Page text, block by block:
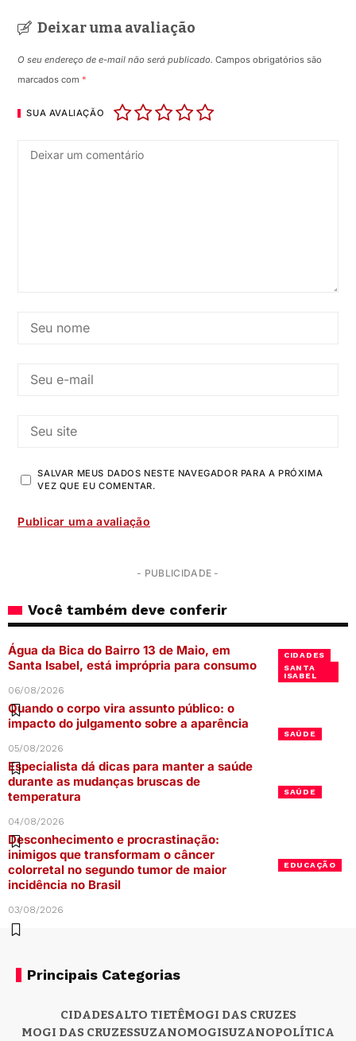
Deixar uma avaliação
O seu endereço de e-mail não será publicado. Campos obrigatórios são
marcados com*
SUA AVALIAÇÃO
SALVAR MEUS DADOS NESTE NAVEGADOR PARA A PRÓXIMA
VEZ QUE EU COMENTAR.
- PUBLICIDADE -
Você também deve conferir
CIDADES
SANTA
ISABEL
Água da Bica do Bairro 13 de Maio, em
Santa Isabel, está imprópria para consumo
06/08/2026
SAÚDE
Quando o corpo vira assunto público: o
impacto do julgamento sobre a aparência
05/08/2026
SAÚDE
Especialista dá dicas para manter a saúde
durante as mudanças bruscas de
temperatura
04/08/2026
EDUCAÇÃO
Desconhecimento e procrastinação:
inimigos que transformam o câncer
colorretal no segundo tumor de maior
incidência no Brasil
03/08/2026
Principais Categorias
CIDADESALTO TIETÊMOGI DAS CRUZES
MOGI DAS CRUZESSUZANOMOGISUZANOPOLÍTICA